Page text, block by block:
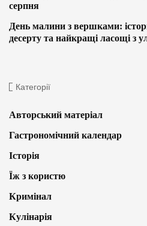
серпня
День малини з вершками:
десерту та найкращі ласощі з
Категорії
Авторський матеріал
Гастрономічний календар
Історія
Їж з користю
Кримінал
Кулінарія